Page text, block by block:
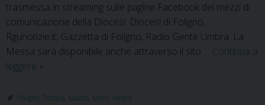
trasmessa in streaming sulle pagine Facebook dei mezzi di
comunicazione della Diocesi: Diocesi di Foligno,
Rgunotizie.it, Gazzetta di Foligno, Radio Gente Umbra. La
Messa sarà disponibile anche attraverso il sito … Continua a
leggere Diretta
Pasquale
»
Foligno Pasqua sabato santo Veqlia